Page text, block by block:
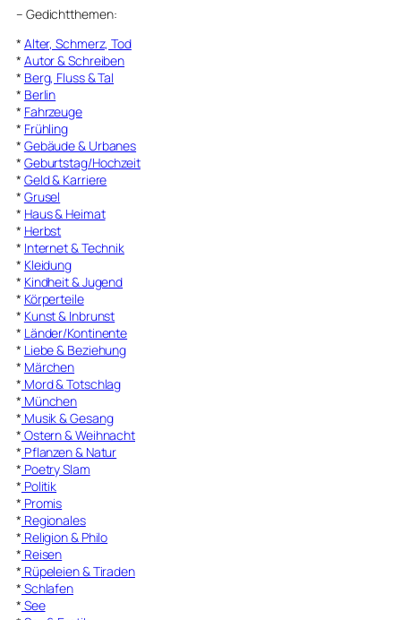
– Gedichtthemen:
* Alter, Schmerz, Tod
* Autor & Schreiben
* Berg, Fluss & Tal
* Berlin
* Fahrzeuge
* Frühling
* Gebäude & Urbanes
* Geburtstag/Hochzeit
* Geld & Karriere
* Grusel
* Haus & Heimat
* Herbst
* Internet & Technik
* Kleidung
* Kindheit & Jugend
* Körperteile
* Kunst & Inbrunst
* Länder/Kontinente
* Liebe & Beziehung
* Märchen
* Mord & Totschlag
* München
* Musik & Gesang
* Ostern & Weihnacht
* Pflanzen & Natur
* Poetry Slam
* Politik
* Promis
* Regionales
* Religion & Philo
* Reisen
* Rüpeleien & Tiraden
* Schlafen
* See